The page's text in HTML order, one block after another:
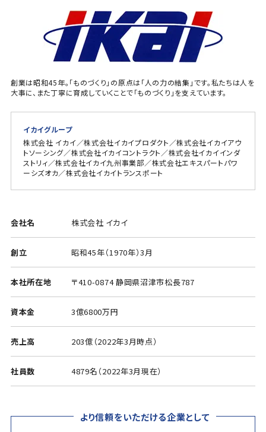
創業は昭和45年。「ものづくり」の原点は「人の力の結集」です。私たちは人を
大事に、また丁寧に育成していくことで「ものづくり」を支えています。
イカイグループ
株式会社 イカイ／株式会社イカイプロダクト／株式会社イカイアウ
トソーシング／株式会社イカイコントラクト／株式会社イカイインダ
ストリィ／株式会社イカイ九州事業部／株式会社エキスパートパワ
ーシズオカ／株式会社イカイトランスポート
会社名 株式会社 イカイ
創立 昭和45年（1970年）3月
本社所在地 〒410-0874 静岡県沼津市松長787
資本金 3億6800万円
売上高 203億（2022年3月時点）
社員数 4879名（2022年3月現在）
より信頼をいただける企業として